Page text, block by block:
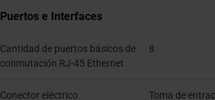
Puertos e Interfaces
Cantidad de puertos básicos de
conmutación RJ-45 Ethernet
8
Conector eléctrico Toma de